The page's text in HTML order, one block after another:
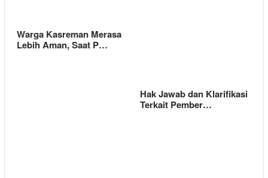
Warga Kasreman Merasa
Lebih Aman, Saat P…
Hak Jawab dan Klarifikasi
Terkait Pember…